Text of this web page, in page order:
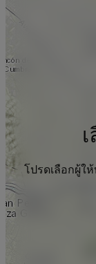
โปรดเลือกผู้ใ